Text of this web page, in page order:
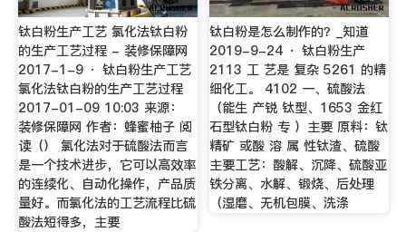
钛白粉生产工艺 氯化法钛白粉
的生产工艺过程 - 装修保障网
2017-1-9 · 钛白粉生产工艺
氯化法钛白粉的生产工艺过程
2017-01-09 10:03 来源：
装修保障网 作者：蜂蜜柚子 阅
读（） 氯化法对于硫酸法而言
是一个技术进步，它可以高效率
的连续化、自动化操作，产品质
量好。而氯化法的工艺流程比硫
酸法短得多，主要
钛白粉是怎么制作的？_知道
2019-9-24 · 钛白粉生产
2113 工 艺是 复杂 5261 的精
细化工。 4102 一、硫酸法
（能生 产锐 钛型、1653 金红
石型钛白粉 专 ）主要 原料：钛
精矿 或酸 溶 属 性钛渣、硫酸
主要工艺：酸解、沉降、硫酸亚
铁分离、水解、锻烧、后处理
（湿磨、无机包膜、洗涤